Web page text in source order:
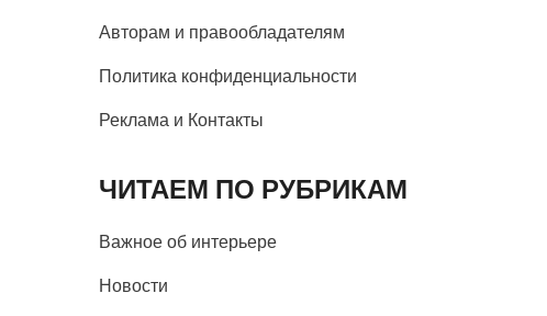
Авторам и правообладателям
Политика конфиденциальности
Реклама и Контакты
ЧИТАЕМ ПО РУБРИКАМ
Важное об интерьере
Новости